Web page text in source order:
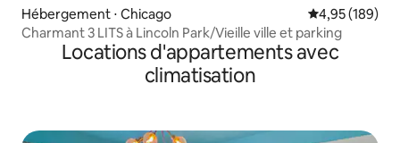
Hébergement ⋅ Chicago Évaluation
4,95 (189)
Charmant 3 LITS à Lincoln Park/Vieille ville et parking
Locations d'appartements avec
climatisation